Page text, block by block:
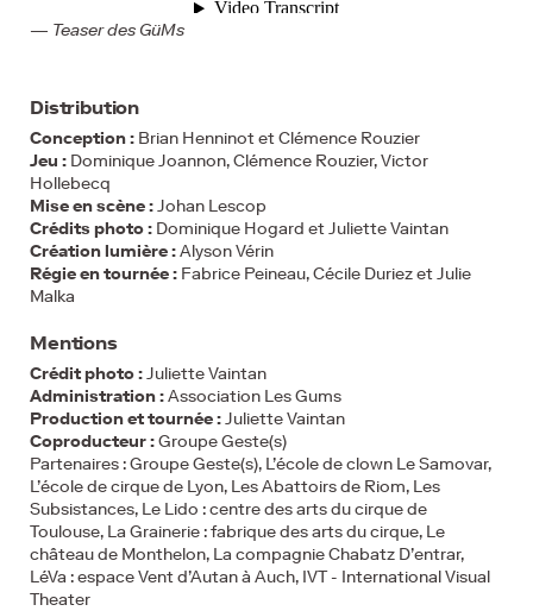
Teaser des GüMs
Distribution
Conception : Brian Henninot et Clémence Rouzier
Jeu : Dominique Joannon, Clémence Rouzier, Victor
Hollebecq
Mise en scène :Johan Lescop
Crédits photo : Dominique Hogard et Juliette Vaintan
Création lumière :Alyson Vérin
Régie en tournée : Fabrice Peineau, Cécile Duriez et Julie
Malka
Mentions
Crédit photo :Juliette Vaintan
Administration :Association Les Gums
Production et tournée :Juliette Vaintan
Coproducteur :Groupe Geste(s)
Partenaires : Groupe Geste(s), L’école de clown Le Samovar,
L’école de cirque de Lyon, Les Abattoirs de Riom, Les
Subsistances, Le Lido : centre des arts du cirque de
Toulouse, La Grainerie : fabrique des arts du cirque, Le
château de Monthelon, La compagnie Chabatz D’entrar,
LéVa : espace Vent d’Autan à Auch, IVT - International Visual
Theater